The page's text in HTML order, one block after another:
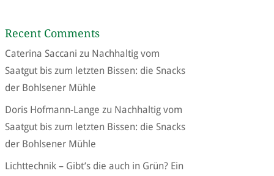
Recent Comments
Caterina Saccani zu Nachhaltig vom
Saatgut bis zum letzten Bissen: die Snacks
der Bohlsener Mühle
Doris Hofmann-Lange zu Nachhaltig vom
Saatgut bis zum letzten Bissen: die Snacks
der Bohlsener Mühle
Lichttechnik – Gibt’s die auch in Grün? Ein